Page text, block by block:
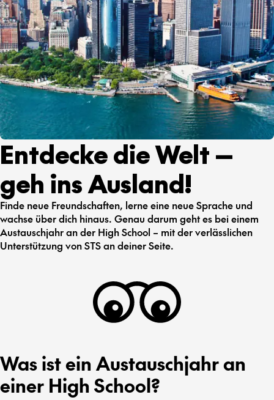
Entdecke die Welt —
geh ins Ausland!
Finde neue Freundschaften, lerne eine neue Sprache und
wachse über dich hinaus. Genau darum geht es bei einem
Austauschjahr an der High School – mit der verlässlichen
Unterstützung von STS an deiner Seite.
Was ist ein Austauschjahr an
einer High School?